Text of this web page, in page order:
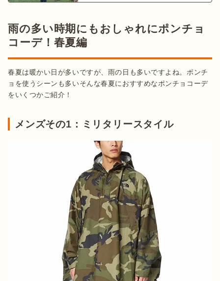
雨の多い時期にもおしゃれにポンチョ
コーデ！春夏編
春夏は暖かい日が多いですが、雨の日も多いですよね。ポンチ
ョを使うシーンも多いそんな春夏におすすめなポンチョコーデ
をいくつかご紹介！
メンズその1：ミリタリースタイル